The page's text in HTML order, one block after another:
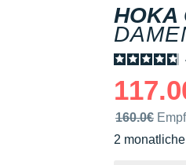
HOKA
160.0€
2
Ohne